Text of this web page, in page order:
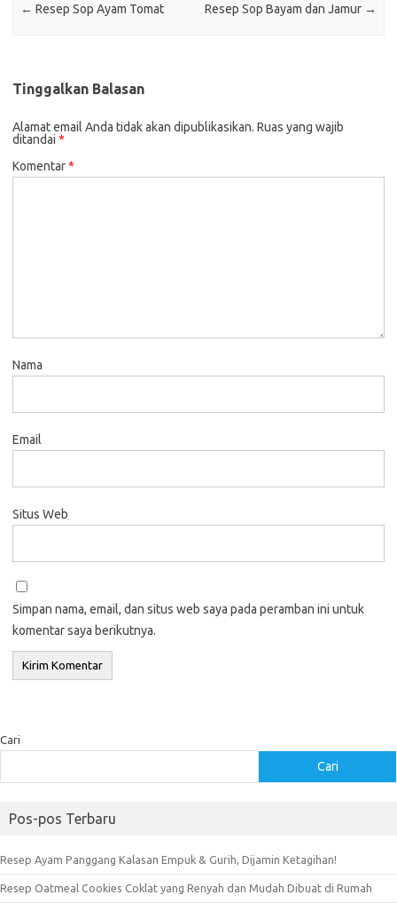
← Resep Sop Ayam Tomat Resep Sop Bayam dan Jamur →
Tinggalkan Balasan
Alamat email Anda tidak akan dipublikasikan. Ruas yang wajib
ditandai *
Komentar*
Nama
Email
Situs Web
Simpan nama, email, dan situs web saya pada peramban ini untuk
komentar saya berikutnya.
Cari
Cari
Pos-pos Terbaru
Resep Ayam Panggang Kalasan Empuk & Gurih, Dijamin Ketagihan!
Resep Oatmeal Cookies Coklat yang Renyah dan Mudah Dibuat di Rumah